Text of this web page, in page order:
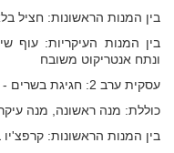
בין המנות הראשונות: חציל
בין המנות העיקריות: עוף
ונתח אנטריקוט משובח
עסקית ערב 2: חגיגת בשרים - 110 ש"ח
כוללת: מנה ראשונה, מנה
בין המנות הראשונות: